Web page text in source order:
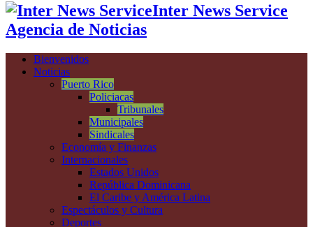
Inter News Service
Agencia de Noticias
Bienvenidos
Noticias
Puerto Rico
Policiacas
Tribunales
Municipales
Sindicales
Economía y Finanzas
Internacionales
Estados Unidos
República Dominicana
El Caribe y América Latina
Espectáculos y Cultura
Deportes